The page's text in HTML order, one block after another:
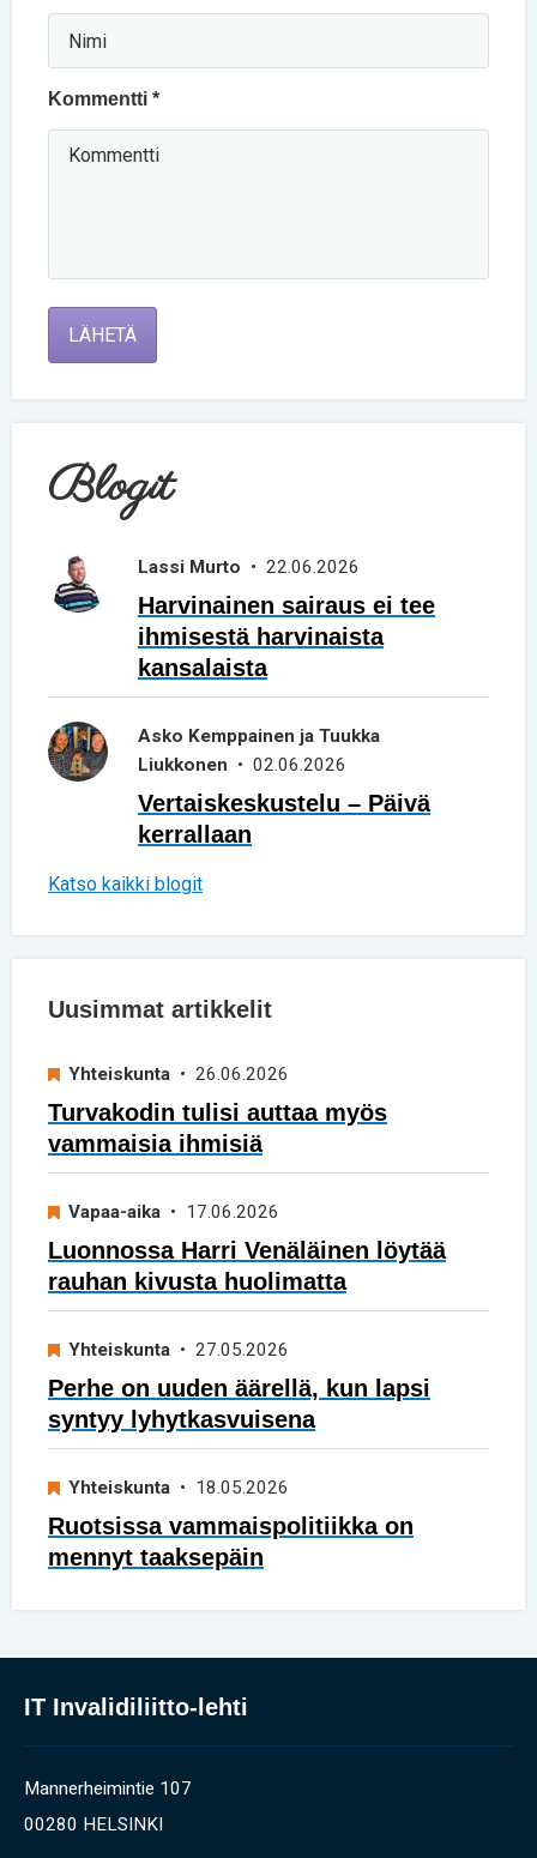
Kommentti *
LÄHETÄ
Blogit
Lassi Murto • 22.06.2026
Harvinainen sairaus ei tee
ihmisestä harvinaista
kansalaista
Asko Kemppainen ja Tuukka
Liukkonen • 02.06.2026
Vertaiskeskustelu – Päivä
kerrallaan
Katso kaikki blogit
Uusimmat artikkelit
Yhteiskunta • 26.06.2026
Turvakodin tulisi auttaa myös
vammaisia ihmisiä
Vapaa-aika • 17.06.2026
Luonnossa Harri Venäläinen löytää
rauhan kivusta huolimatta
Yhteiskunta • 27.05.2026
Perhe on uuden äärellä, kun lapsi
syntyy lyhytkasvuisena
Yhteiskunta • 18.05.2026
Ruotsissa vammaispolitiikka on
mennyt taaksepäin
IT Invalidiliitto-lehti
Mannerheimintie 107
00280 HELSINKI